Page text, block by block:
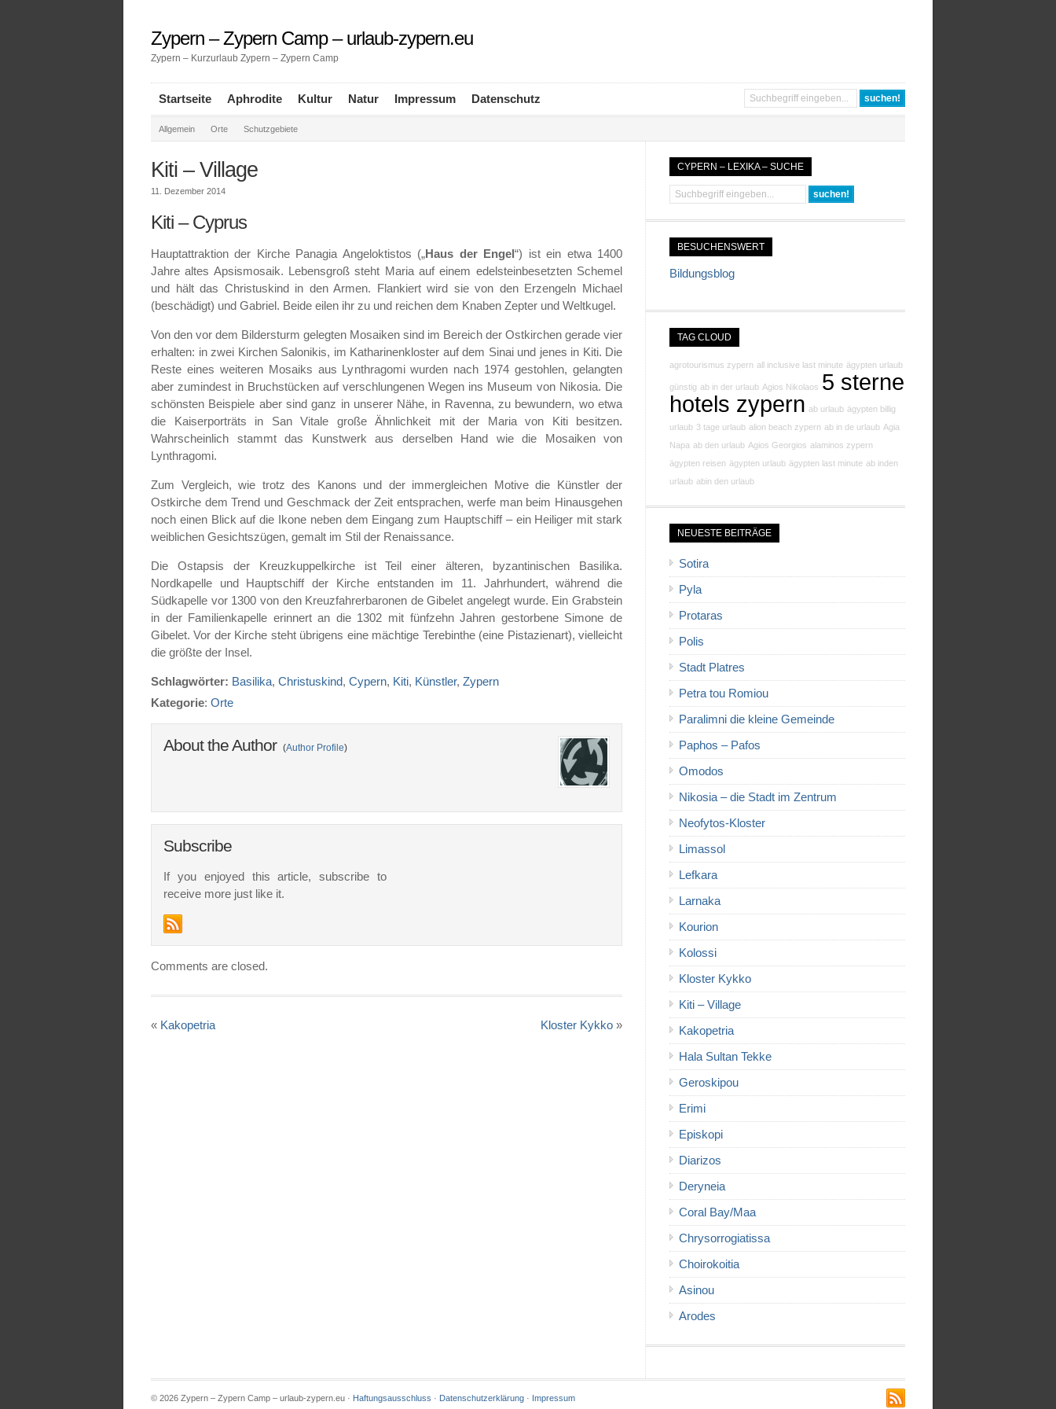
Zypern – Zypern Camp – urlaub-zypern.eu
Zypern – Kurzurlaub Zypern – Zypern Camp
Startseite Aphrodite Kultur Natur Impressum Datenschutz
Allgemein Orte Schutzgebiete
Kiti – Village
11. Dezember 2014
Kiti – Cyprus
Hauptattraktion der Kirche Panagia Angeloktistos („Haus der Engel“) ist ein etwa 1400
Jahre altes Apsismosaik. Lebensgroß steht Maria auf einem edelsteinbesetzten Schemel
und hält das Christuskind in den Armen. Flankiert wird sie von den Erzengeln Michael
(beschädigt) und Gabriel. Beide eilen ihr zu und reichen dem Knaben Zepter und Weltkugel.
Von den vor dem Bildersturm gelegten Mosaiken sind im Bereich der Ostkirchen gerade vier
erhalten: in zwei Kirchen Salonikis, im Katharinenkloster auf dem Sinai und jenes in Kiti. Die
Reste eines weiteren Mosaiks aus Lynthragomi wurden nach 1974 gestohlen, gelangten
aber zumindest in Bruchstücken auf verschlungenen Wegen ins Museum von Nikosia. Die
schönsten Beispiele aber sind ganz in unserer Nähe, in Ravenna, zu bewundern, wo etwa
die Kaiserporträts in San Vitale große Ähnlichkeit mit der Maria von Kiti besitzen.
Wahrscheinlich stammt das Kunstwerk aus derselben Hand wie die Mosaiken von
Lynthragomi.
Zum Vergleich, wie trotz des Kanons und der immergleichen Motive die Künstler der
Ostkirche dem Trend und Geschmack der Zeit entsprachen, werfe man beim Hinausgehen
noch einen Blick auf die Ikone neben dem Eingang zum Hauptschiff – ein Heiliger mit stark
weiblichen Gesichtszügen, gemalt im Stil der Renaissance.
Die Ostapsis der Kreuzkuppelkirche ist Teil einer älteren, byzantinischen Basilika.
Nordkapelle und Hauptschiff der Kirche entstanden im 11. Jahrhundert, während die
Südkapelle vor 1300 von den Kreuzfahrerbaronen de Gibelet angelegt wurde. Ein Grabstein
in der Familienkapelle erinnert an die 1302 mit fünfzehn Jahren gestorbene Simone de
Gibelet. Vor der Kirche steht übrigens eine mächtige Terebinthe (eine Pistazienart), vielleicht
die größte der Insel.
Schlagwörter: Basilika, Christuskind, Cypern, Kiti, Künstler, Zypern
Kategorie: Orte
About the Author (Author Profile)
Subscribe
If you enjoyed this article, subscribe to
receive more just like it.
Comments are closed.
« Kakopetria Kloster Kykko »
CYPERN – LEXIKA – SUCHE
BESUCHENSWERT
Bildungsblog
TAG CLOUD
agrotourismus zypern all inclusive last minute ägypten urlaub
günstig ab in der urlaub Agios Nikolaos 5 sterne
hotels zypern ab urlaub ägypten billig
urlaub 3 tage urlaub alion beach zypern ab in de urlaub Agia
Napa ab den urlaub Agios Georgios alaminos zypern
ägypten reisen ägypten urlaub ägypten last minute ab inden
urlaub abin den urlaub
NEUESTE BEITRÄGE
Sotira
Pyla
Protaras
Polis
Stadt Platres
Petra tou Romiou
Paralimni die kleine Gemeinde
Paphos – Pafos
Omodos
Nikosia – die Stadt im Zentrum
Neofytos-Kloster
Limassol
Lefkara
Larnaka
Kourion
Kolossi
Kloster Kykko
Kiti – Village
Kakopetria
Hala Sultan Tekke
Geroskipou
Erimi
Episkopi
Diarizos
Deryneia
Coral Bay/Maa
Chrysorrogiatissa
Choirokoitia
Asinou
Arodes
© 2026 Zypern – Zypern Camp – urlaub-zypern.eu · Haftungsausschluss · Datenschutzerklärung · Impressum